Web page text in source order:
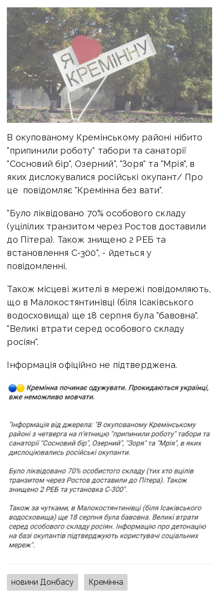
В окупованому Кремінському районі нібито
"припинили роботу" табори та санаторії
"Сосновий бір", Озерний", "Зоря" та "Мрія", в
яких дислокувалися російські окупант/ Про
це повідомляє "Кремінна без вати".
"Було ліквідовано 70% особового складу
(уцілілих транзитом через Ростов доставили
до Пітера). Також знищено 2 РЕБ та
встановлення С-300", - йдеться у
повідомленні.
Також місцеві жителі в мережі повідомляють,
що в Малокостянтинівці (біля Ісаківського
водосховища) ще 18 серпня була "бавовна".
"Великі втрати серед особового складу
росіян".
Інформація офіційно не підтверджена.
новини Донбасу Кремінна